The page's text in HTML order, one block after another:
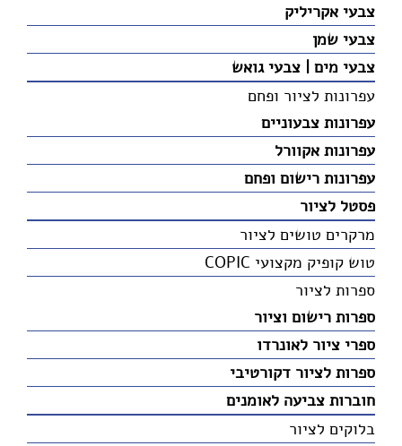
צבעי אקריליק
צבעי שמן
צבעי מים | צבעי גואש
עפרונות לציור ופחם
עפרונות צבעוניים
עפרונות אקוורל
עפרונות רישום ופחם
פסטל לציור
מרקרים טושים לציור
טוש קופיק מקצועי COPIC
ספרות לציור
ספרות רישום וציור
ספרי ציור לאונרדו
ספרות לציור דקורטיבי
חוברות צביעה לאומנים
בלוקים לציור